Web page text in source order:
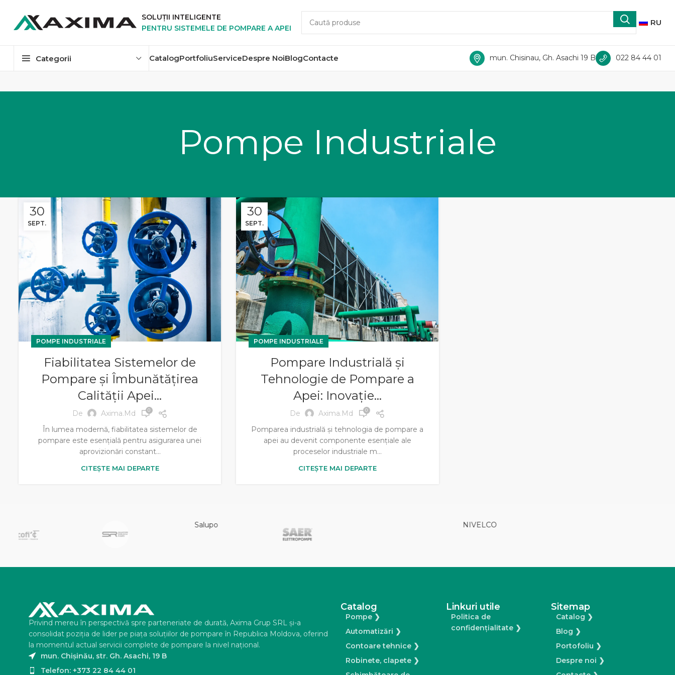
SOLUȚII INTELIGENTE
PENTRU SISTEMELE DE POMPARE A APEI
RU
Categorii CatalogPortfoliuServiceDespre NoiBlogContacte mun. Chisinau, Gh. Asachi 19 B 022 84 44 01
Pompe Industriale
30
SEPT.
POMPE INDUSTRIALE
Fiabilitatea Sistemelor de
Pompare și Îmbunătățirea
Calității Apei…
De Axima.md 0
În lumea modernă, fiabilitatea sistemelor de
pompare este esențială pentru asigurarea unei
aprovizionări constant...
CITEȘTE MAI DEPARTE
30
SEPT.
POMPE INDUSTRIALE
Pompare Industrială și
Tehnologie de Pompare a
Apei: Inovație…
De Axima.md 0
Pomparea industrială și tehnologia de pompare a
apei au devenit componente esențiale ale
proceselor industriale m...
CITEȘTE MAI DEPARTE
Privind mereu în perspectivă spre parteneriate de durată, Axima Grup SRL şi-a
consolidat poziţia de lider pe piaţa soluţiilor de pompare în Republica Moldova, oferind
la momentul actual servicii complete de pompare la nivel naţional.
mun. Chișinău, str. Gh. Asachi, 19 B
Telefon: +373 22 84 44 01
Catalog
Pompe ❯
Automatizări ❯
Contoare tehnice ❯
Robinete, clapete ❯
Linkuri utile
Politica de
confidențialitate ❯
Sitemap
Catalog ❯
Blog ❯
Portofoliu ❯
Despre noi ❯